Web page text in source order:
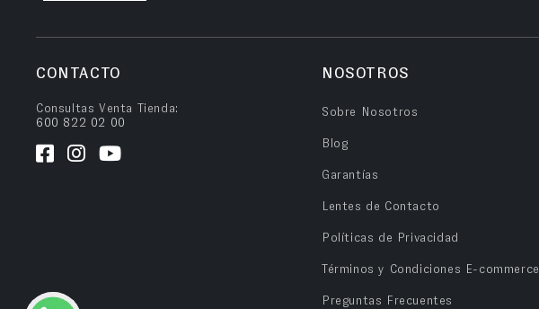
CONTACTO
Consultas Venta Tienda:
600 822 02 00
NOSOTROS
Sobre Nosotros
Blog
Garantías
Lentes de Contacto
Políticas de Privacidad
Términos y Condiciones E-commerce
Preguntas Frecuentes